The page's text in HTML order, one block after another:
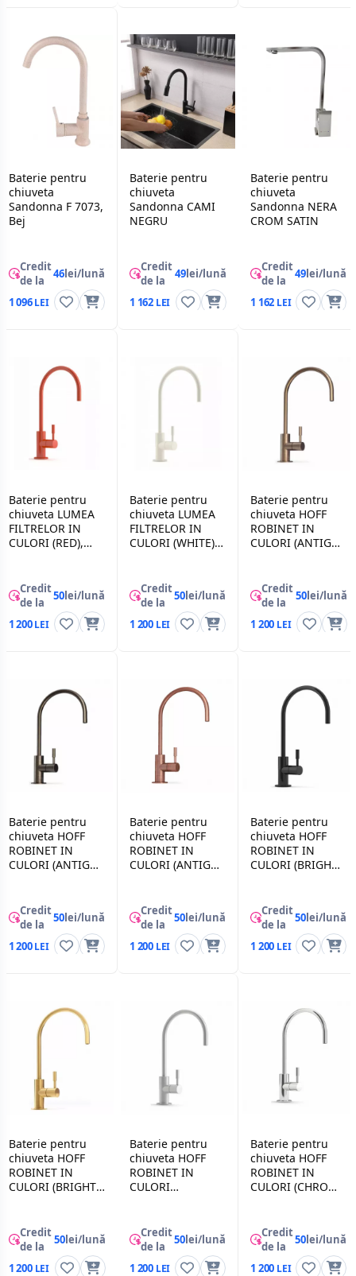
Baterie pentru
chiuveta
Sandonna F 7073,
Bej
Credit
de la
46lei/lună
1 096
Baterie pentru
chiuveta
Sandonna CAMI
NEGRU
Credit
de la
49lei/lună
1 162
Baterie pentru
chiuveta
Sandonna NERA
CROM SATIN
Credit
de la
49lei/lună
1 162
Baterie pentru
chiuveta LUMEA
FILTRELOR IN
CULORI (RED),
Credit
de la
50lei/lună
1 200
Baterie pentru
chiuveta LUMEA
FILTRELOR IN
CULORI (WHITE),
Credit
de la
50lei/lună
1 200
Baterie pentru
chiuveta HOFF
ROBINET IN
CULORI (ANTIGUE
Credit
de la
50lei/lună
1 200
Baterie pentru
chiuveta HOFF
ROBINET IN
CULORI (ANTIGUE
Credit
de la
50lei/lună
1 200
Baterie pentru
chiuveta HOFF
ROBINET IN
CULORI (ANTIGUE
Credit
de la
50lei/lună
1 200
Baterie pentru
chiuveta HOFF
ROBINET IN
CULORI (BRIGHT
Credit
de la
50lei/lună
1 200
Baterie pentru
chiuveta HOFF
ROBINET IN
CULORI (BRIGHT
Credit
de la
50lei/lună
1 200
Baterie pentru
chiuveta HOFF
ROBINET IN
CULORI
Credit
de la
50lei/lună
1 200
Baterie pentru
chiuveta HOFF
ROBINET IN
CULORI (CHROME
Credit
de la
50lei/lună
1 200